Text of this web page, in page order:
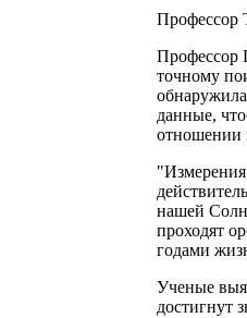
Профессор
Профессор
точному
данные,
отношении
нашей
проходят
годами
Ученые
достигнут